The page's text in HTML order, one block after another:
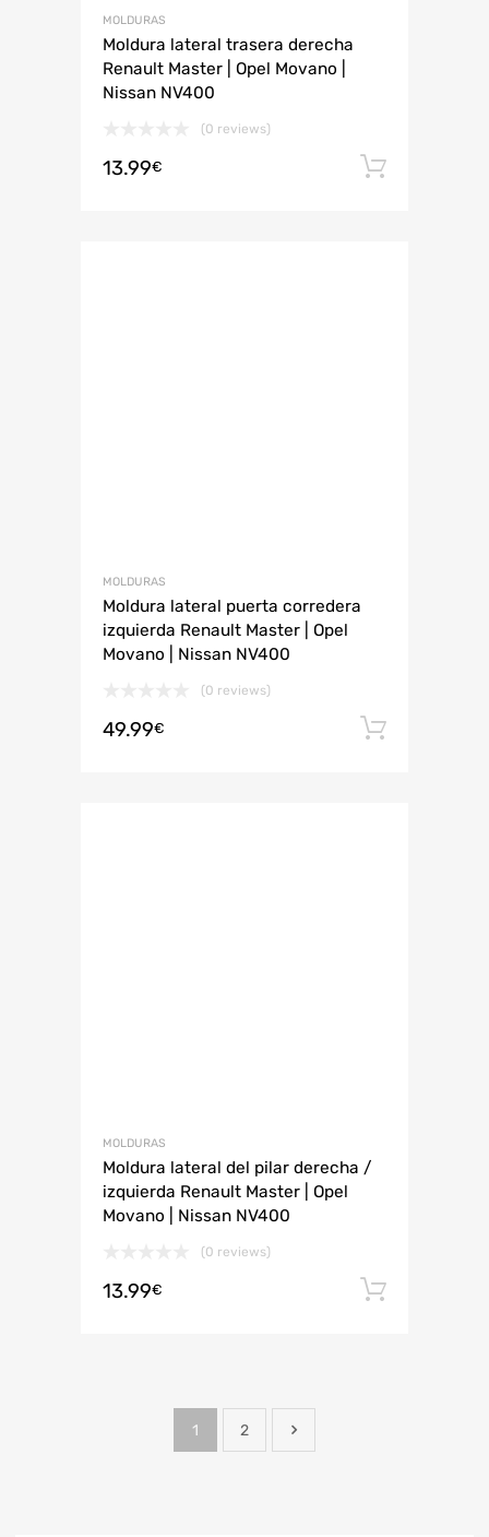
MOLDURAS
Moldura lateral trasera derecha
Renault Master | Opel Movano |
Nissan NV400
(0 reviews)
13.99€
MOLDURAS
Moldura lateral puerta corredera
izquierda Renault Master | Opel
Movano | Nissan NV400
(0 reviews)
49.99€
MOLDURAS
Moldura lateral del pilar derecha /
izquierda Renault Master | Opel
Movano | Nissan NV400
(0 reviews)
13.99€
1 2